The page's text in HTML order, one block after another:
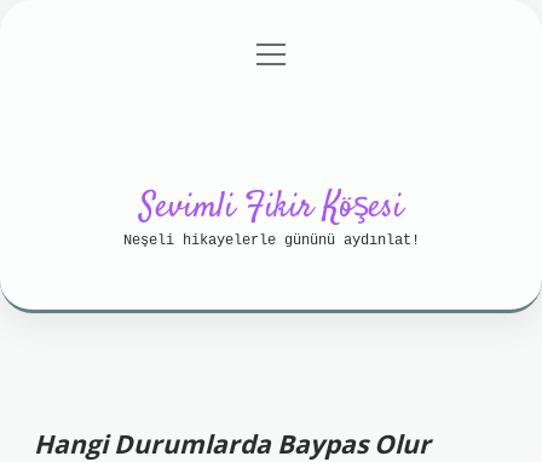
Gizlilik Politikası
menüyü
Sevimli Fikir Köşesi
Neşeli hikayelerle gününü aydınlat!
Hangi Durumlarda Baypas Olur